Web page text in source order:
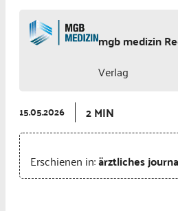
mgb medizin
Verlag
15.05.2026 2 MIN
Erschienen in:ärztliches